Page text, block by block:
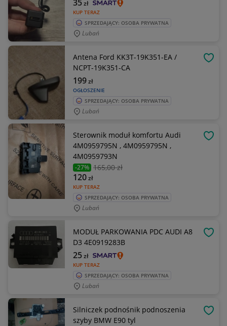
KUP TERAZ
35zł
SPRZEDAJĄCY: OSOBA PRYWATNA
Lubań
Antena Ford KK3T-19K351-EA /
NCPT-19K351-CA
OGŁOSZENIE
199zł
SPRZEDAJĄCY: OSOBA PRYWATNA
Lubań
Sterownik moduł komfortu Audi
4M0959795N , 4M0959795N ,
4M0959793N
-27% 165,00 zł
KUP TERAZ
120zł
SPRZEDAJĄCY: OSOBA PRYWATNA
Lubań
MODUŁ PARKOWANIA PDC AUDI A8
D3 4E0919283B
KUP TERAZ
25zł
SPRZEDAJĄCY: OSOBA PRYWATNA
Lubań
Silniczek podnośnik podnoszenia
szyby BMW E90 tyl